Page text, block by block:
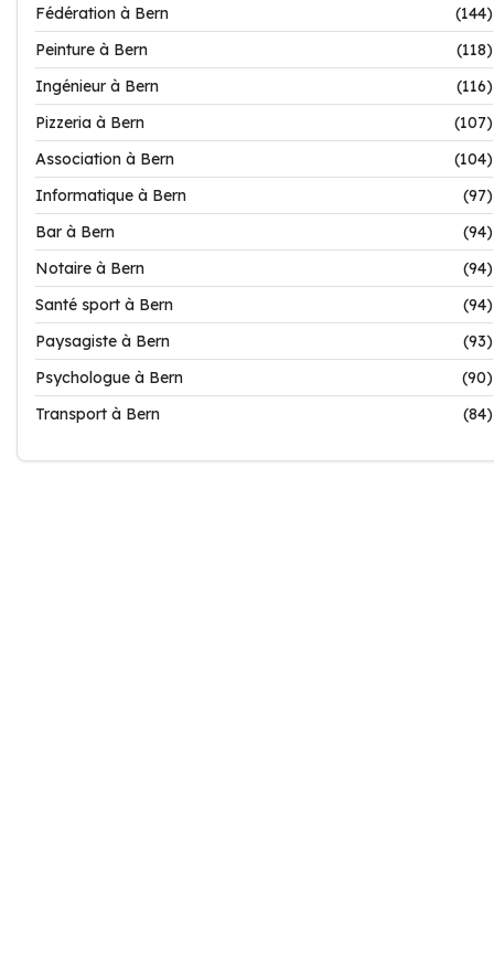
Fédération à Bern
(144)
Peinture à Bern
(118)
Ingénieur à Bern
(116)
Pizzeria à Bern
(107)
Association à Bern
(104)
Informatique à Bern
(97)
Bar à Bern
(94)
Notaire à Bern
(94)
Santé sport à Bern
(94)
Paysagiste à Bern
(93)
Psychologue à Bern
(90)
Transport à Bern
(84)